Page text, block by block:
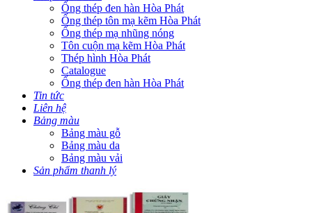
Ống thép đen hàn Hòa Phát
Ống thép tôn mạ kẽm Hòa Phát
Ống thép mạ nhũng nóng
Tôn cuộn mạ kẽm Hòa Phát
Thép hình Hòa Phát
Catalogue
Ống thép đen hàn Hòa Phát
Tin tức
Liên hệ
Bảng màu
Bảng màu gỗ
Bảng màu da
Bảng màu vải
Sản phẩm thanh lý